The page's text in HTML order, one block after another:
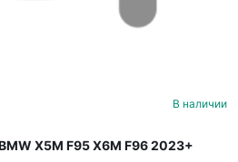
В наличии
X5M F95 X6M F96 2023+